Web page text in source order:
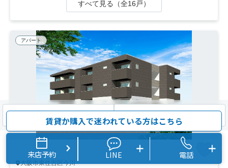
すべて見る（全16戸）
アパート
大阪市東住吉区今川
検索条件を変更 まとめてお問い合わせ
賃貸か購入で迷われている方はこちら
来店予約 LINE 電話